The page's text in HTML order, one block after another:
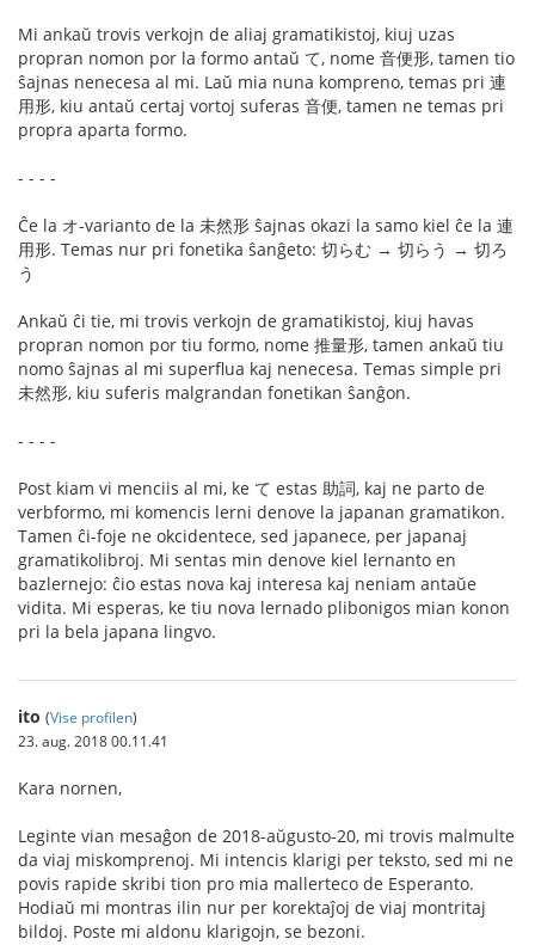
Mi ankaŭ trovis verkojn de aliaj gramatikistoj, kiuj uzas
propran nomon por la formo antaŭ て, nome 音便形, tamen tio
ŝajnas nenecesa al mi. Laŭ mia nuna kompreno, temas pri 連
用形, kiu antaŭ certaj vortoj suferas 音便, tamen ne temas pri
propra aparta formo.
- - - -
Ĉe la オ-varianto de la 未然形 ŝajnas okazi la samo kiel ĉe la 連
用形. Temas nur pri fonetika ŝanĝeto: 切らむ → 切らう → 切ろ
う
Ankaŭ ĉi tie, mi trovis verkojn de gramatikistoj, kiuj havas
propran nomon por tiu formo, nome 推量形, tamen ankaŭ tiu
nomo ŝajnas al mi superflua kaj nenecesa. Temas simple pri
未然形, kiu suferis malgrandan fonetikan ŝanĝon.
- - - -
Post kiam vi menciis al mi, ke て estas 助詞, kaj ne parto de
verbformo, mi komencis lerni denove la japanan gramatikon.
Tamen ĉi-foje ne okcidentece, sed japanece, per japanaj
gramatikolibroj. Mi sentas min denove kiel lernanto en
bazlernejo: ĉio estas nova kaj interesa kaj neniam antaŭe
vidita. Mi esperas, ke tiu nova lernado plibonigos mian konon
pri la bela japana lingvo.
ito (Vise profilen)
23. aug. 2018 00.11.41
Kara nornen,
Leginte vian mesaĝon de 2018-aŭgusto-20, mi trovis malmulte
da viaj miskomprenoj. Mi intencis klarigi per teksto, sed mi ne
povis rapide skribi tion pro mia mallerteco de Esperanto.
Hodiaŭ mi montras ilin nur per korektaĵoj de viaj montritaj
bildoj. Poste mi aldonu klarigojn, se bezoni.